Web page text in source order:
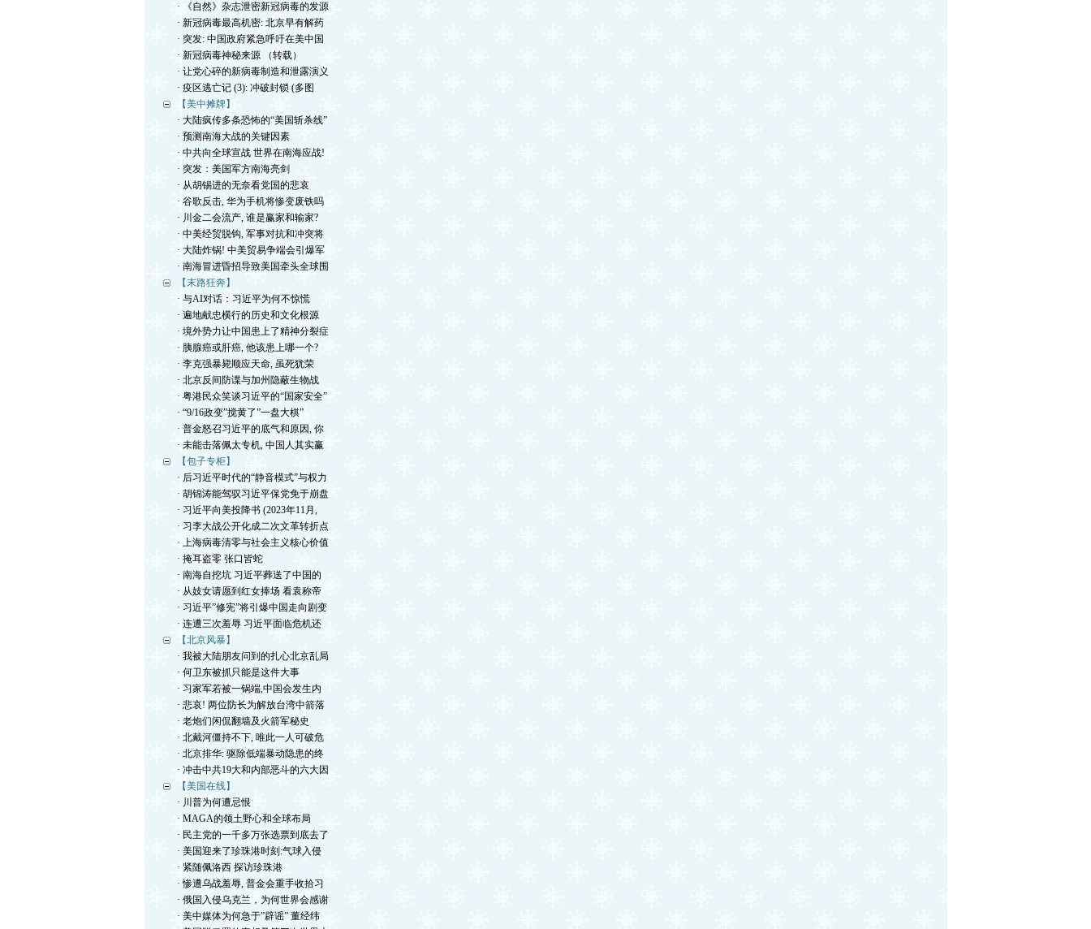
· 《自然》杂志泄密新冠病毒的发源
· 新冠病毒最高机密: 北京早有解药
· 突发: 中国政府紧急呼吁在美中国
· 新冠病毒神秘来源 （转载）
· 让党心碎的新病毒制造和泄露演义
· 疫区逃亡记 (3): 冲破封锁 (多图
【美中摊牌】
· 大陆疯传多条恐怖的“美国斩杀线”
· 预测南海大战的关键因素
· 中共向全球宣战 世界在南海应战!
· 突发：美国军方南海亮剑
· 从胡锡进的无奈看党国的悲哀
· 谷歌反击, 华为手机将惨变废铁吗
· 川金二会流产, 谁是赢家和输家?
· 中美经贸脱钩, 军事对抗和冲突将
· 大陆炸锅! 中美贸易争端会引爆军
· 南海冒进昏招导致美国牵头全球围
【末路狂奔】
· 与AI对话：习近平为何不惊慌
· 遍地献忠横行的历史和文化根源
· 境外势力让中国患上了精神分裂症
· 胰腺癌或肝癌, 他该患上哪一个?
· 李克强暴毙顺应天命, 虽死犹荣
· 北京反间防谍与加州隐蔽生物战
· 粤港民众笑谈习近平的“国家安全”
· “9/16政变”搅黄了”一盘大棋”
· 普金怒召习近平的底气和原因, 你
· 未能击落佩太专机, 中国人其实赢
【包子专柜】
· 后习近平时代的“静音模式”与权力
· 胡锦涛能驾驭习近平保党免于崩盘
· 习近平向美投降书 (2023年11月,
· 习李大战公开化成二次文革转折点
· 上海病毒清零与社会主义核心价值
· 掩耳盗零 张口皆蛇
· 南海自挖坑 习近平葬送了中国的
· 从妓女请愿到红女捧场 看袁称帝
· 习近平”修宪”将引爆中国走向剧变
· 连遭三次羞辱 习近平面临危机还
【北京风暴】
· 我被大陆朋友问到的扎心北京乱局
· 何卫东被抓只能是这件大事
· 习家军若被一锅端,中国会发生内
· 悲哀! 两位防长为解放台湾中箭落
· 老炮们闲侃翻墙及火箭军秘史
· 北戴河僵持不下, 唯此一人可破危
· 北京排华: 驱除低端暴动隐患的终
· 冲击中共19大和内部恶斗的六大因
【美国在线】
· 川普为何遭忌恨
· MAGA的领土野心和全球布局
· 民主党的一千多万张选票到底去了
· 美国迎来了珍珠港时刻:气球入侵
· 紧随佩洛西 探访珍珠港
· 惨遭乌战羞辱, 普金会重手收拾习
· 俄国入侵乌克兰，为何世界会感谢
· 美中媒体为何急于”辟谣” 董经纬